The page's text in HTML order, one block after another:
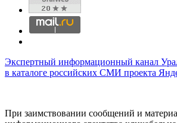
Экспертный информационный канал
в каталоге российских СМИ проекта
При заимствовании сообщений и